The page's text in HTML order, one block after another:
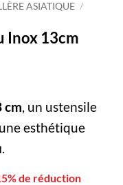
ASIATIQUE /
Inox 13cm
cm, un ustensile
esthétique
.
de réduction